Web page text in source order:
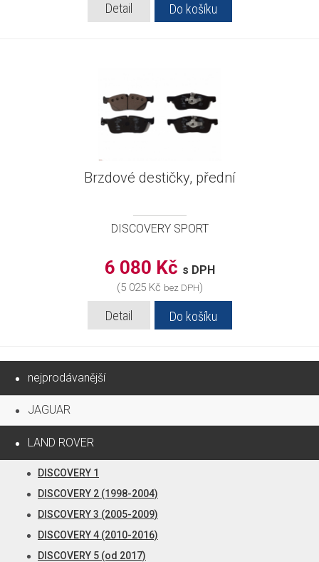
Detail Do košíku
Brzdové destičky, přední
DISCOVERY SPORT
6 080 Kč s DPH
(5 025 Kč bez DPH)
Detail Do košíku
nejprodávanější
JAGUAR
LAND ROVER
DISCOVERY 1
DISCOVERY 2 (1998-2004)
DISCOVERY 3 (2005-2009)
DISCOVERY 4 (2010-2016)
DISCOVERY 5 (od 2017)